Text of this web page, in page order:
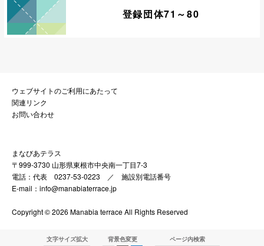
文字サイズ拡大 背景色変更 ページ内検索
登録団体71～80
ウェブサイトのご利用にあたって
関連リンク
お問い合わせ
まなびあテラス
〒999-3730 山形県東根市中央南一丁目7-3
電話：代表 0237-53-0223 ／ 施設別電話番号
E-mail：info@manabiaterrace.jp
Copyright © 2026 Manabia terrace All Rights Reserved